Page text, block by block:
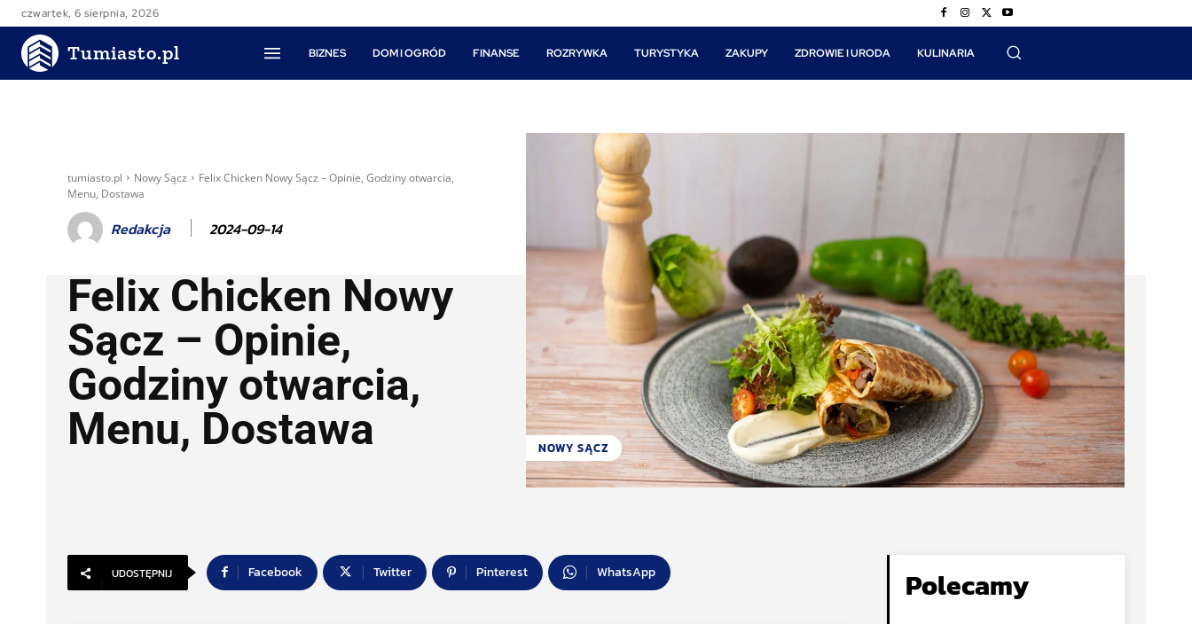
czwartek, 6 sierpnia, 2026
Tumiasto.pl BIZNES DOM I OGRÓD FINANSE ROZRYWKA TURYSTYKA ZAKUPY ZDROWIE I URODA KULINARIA
tumiasto.pl Nowy Sącz
Felix Chicken Nowy Sącz – Opinie, Godziny otwarcia,
Menu, Dostawa
Redakcja 2024-09-14
Felix Chicken Nowy
Sącz – Opinie,
Godziny otwarcia,
Menu, Dostawa
NOWY SĄCZ
UDOSTĘPNIJ Facebook Twitter Pinterest WhatsApp Polecamy